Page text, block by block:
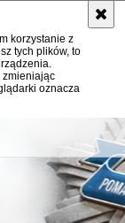
korzystanie z
tych plików, to
zmieniając
oznacza